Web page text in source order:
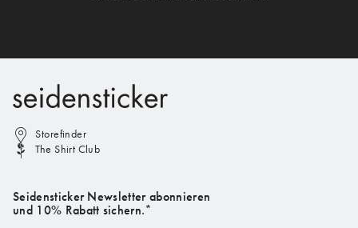
Storefinder
The Shirt Club
Seidensticker Newsletter abonnieren
und 10% Rabatt sichern.*